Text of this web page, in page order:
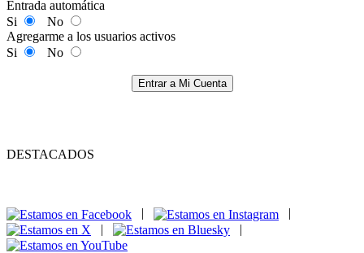
Entrada automática
Si
No
Agregarme a los usuarios activos
Si
No
Entrar a Mi Cuenta
DESTACADOS
|
|